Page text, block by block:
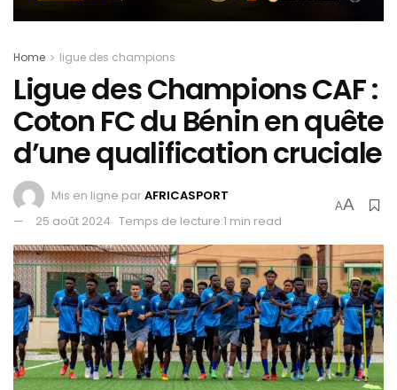
Home ligue des champions
Ligue des Champions CAF :
Coton FC du Bénin en quête
d’une qualification cruciale
Mis en ligne parAFRICASPORT
25 août 2024 Temps de lecture:1 min read
AA